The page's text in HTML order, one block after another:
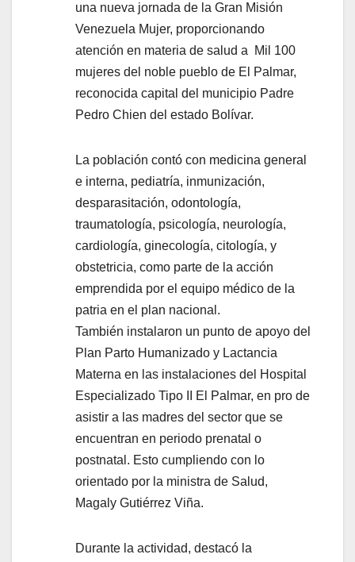
una nueva jornada de la Gran Misión
Venezuela Mujer, proporcionando
atención en materia de salud a Mil 100
mujeres del noble pueblo de El Palmar,
reconocida capital del municipio Padre
Pedro Chien del estado Bolívar.
La población contó con medicina general
e interna, pediatría, inmunización,
desparasitación, odontología,
traumatología, psicología, neurología,
cardiología, ginecología, citología, y
obstetricia, como parte de la acción
emprendida por el equipo médico de la
patria en el plan nacional.
También instalaron un punto de apoyo del
Plan Parto Humanizado y Lactancia
Materna en las instalaciones del Hospital
Especializado Tipo II El Palmar, en pro de
asistir a las madres del sector que se
encuentran en periodo prenatal o
postnatal. Esto cumpliendo con lo
orientado por la ministra de Salud,
Magaly Gutiérrez Viña.
Durante la actividad, destacó la